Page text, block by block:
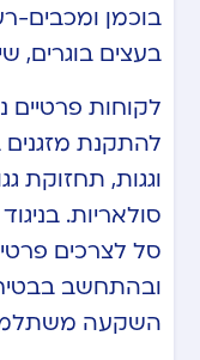
בוכמן ומכבים-
בעצים בוגרים,
לקוחות פרטיים
להתקנת מזגנים
וגגות, תחזוקת
סולאריות.
סל לצרכים
ובהתחשב
השקעה